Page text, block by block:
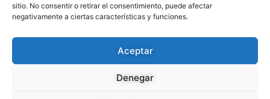
sitio. No consentir o retirar el consentimiento, puede afectar
negativamente a ciertas características y funciones.
Aceptar
Denegar
Política de Privacidad